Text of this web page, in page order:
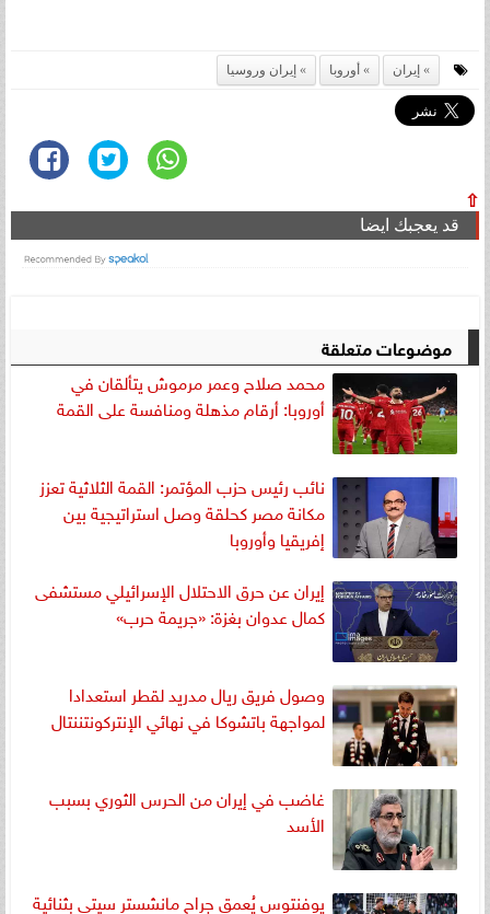
إيران أوروبا إيران وروسيا
⇧
قد يعجبك ايضا
موضوعات متعلقة
محمد صلاح وعمر مرموش يتألقان في
أوروبا: أرقام مذهلة ومنافسة على القمة
نائب رئيس حزب المؤتمر: القمة الثلاثية تعزز
مكانة مصر كحلقة وصل استراتيجية بين
إفريقيا وأوروبا
إيران عن حرق الاحتلال الإسرائيلي مستشفى
كمال عدوان بغزة: «جريمة حرب»
وصول فريق ريال مدريد لقطر استعدادا
لمواجهة باتشوكا في نهائي الإنتركونتننتال
غاضب في إيران من الحرس الثوري بسبب
الأسد
يوفنتوس يُعمق جراح مانشستر سيتي بثنائية